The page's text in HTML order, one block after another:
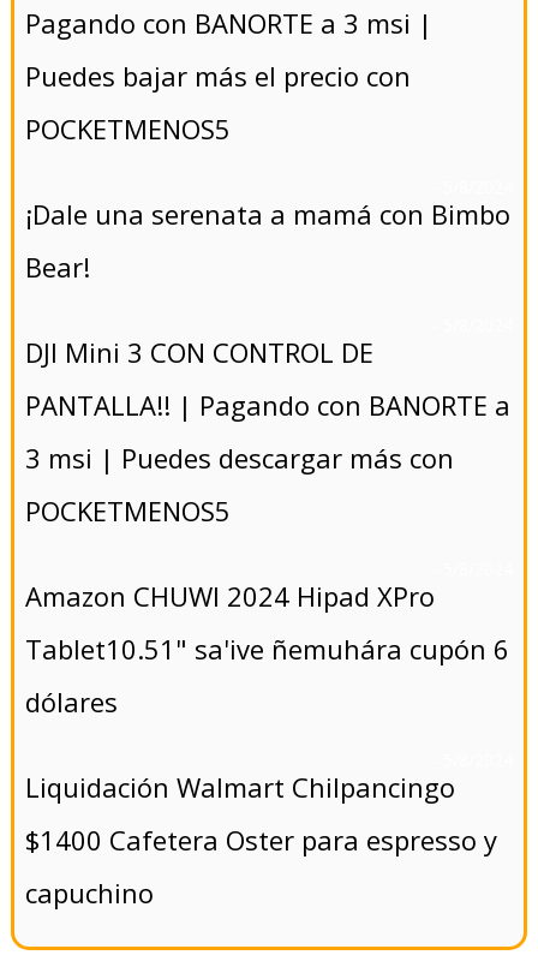
Pagando con BANORTE a 3 msi |
Puedes bajar más el precio con
POCKETMENOS5
¡Dale una serenata a mamá con Bimbo
Bear!
DJI Mini 3 CON CONTROL DE
PANTALLA!! | Pagando con BANORTE a
3 msi | Puedes descargar más con
POCKETMENOS5
Amazon CHUWI 2024 Hipad XPro
Tablet10.51" sa'ive ñemuhára cupón 6
dólares
Liquidación Walmart Chilpancingo
$1400 Cafetera Oster para espresso y
capuchino